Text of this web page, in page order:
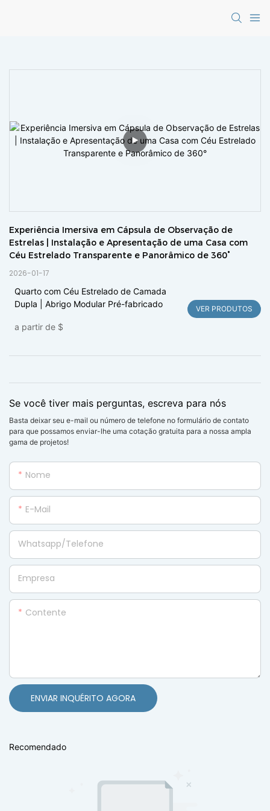
Experiência Imersiva em Cápsula de Observação de
Estrelas | Instalação e Apresentação de uma Casa com
Céu Estrelado Transparente e Panorâmico de 360°
2026-01-17
Quarto com Céu Estrelado de Camada
Dupla | Abrigo Modular Pré-fabricado
a partir de $
VER PRODUTOS
Se você tiver mais perguntas, escreva para nós
Basta deixar seu e-mail ou número de telefone no formulário de contato
para que possamos enviar-lhe uma cotação gratuita para a nossa ampla
gama de projetos!
Nome
E-Mail
Whatsapp/Telefone
Empresa
Contente
ENVIAR INQUÉRITO AGORA
Recomendado